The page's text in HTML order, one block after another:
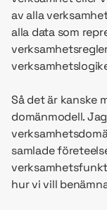
av alla
alla data som
Så det är kanske
domänmodell.
samlade
hur vi vill